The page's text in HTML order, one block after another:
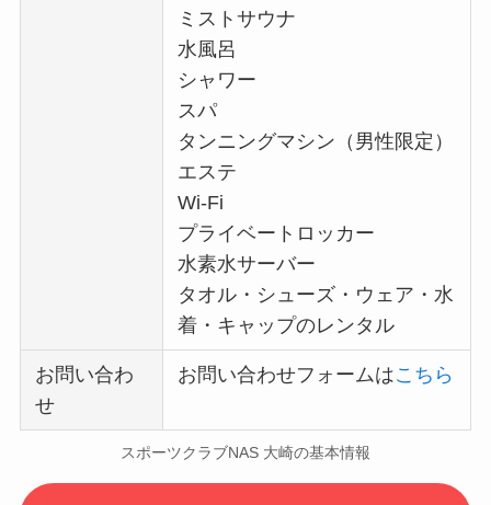
ミストサウナ
水風呂
シャワー
スパ
タンニングマシン（男性限定）
エステ
Wi-Fi
プライベートロッカー
水素水サーバー
タオル・シューズ・ウェア・水
着・キャップのレンタル
お問い合わ
せ
お問い合わせフォームはこちら
スポーツクラブNAS 大崎の基本情報